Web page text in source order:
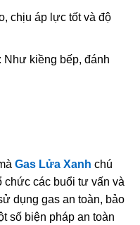
chịu áp lực tốt và độ
Như kiềng bếp, đánh
Gas Lửa Xanh chú
chức các buổi tư vấn và
dụng gas an toàn, bảo
số biện pháp an toàn